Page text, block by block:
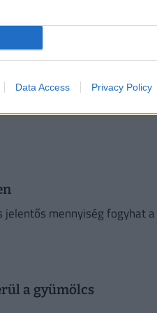
Data Access Privacy Policy
mennyiség fogyhat a
a gyümölcs